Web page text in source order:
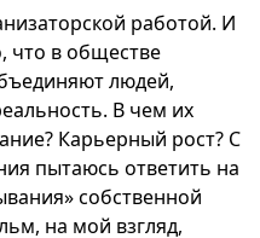
работой. И
что в обществе
людей,
В чем их
Карьерный рост? С
пытаюсь ответить на
собственной
на мой взгляд,